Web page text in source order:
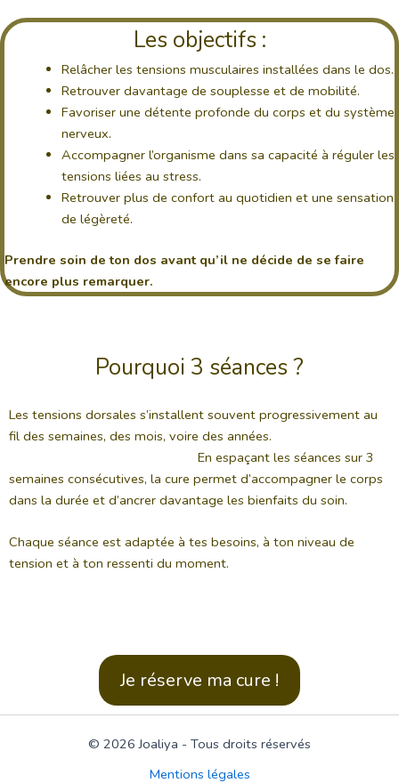
Les objectifs :
Relâcher les tensions musculaires installées dans le dos.
Retrouver davantage de souplesse et de mobilité.
Favoriser une détente profonde du corps et du système
nerveux.
Accompagner l’organisme dans sa capacité à réguler les
tensions liées au stress.
Retrouver plus de confort au quotidien et une sensation
de légèreté.
Prendre soin de ton dos avant qu’il ne décide de se faire
encore plus remarquer.
Pourquoi 3 séances ?
Les tensions dorsales s’installent souvent progressivement au
fil des semaines, des mois, voire des années.
En espaçant les séances sur 3
semaines consécutives, la cure permet d’accompagner le corps
dans la durée et d’ancrer davantage les bienfaits du soin.
Chaque séance est adaptée à tes besoins, à ton niveau de
tension et à ton ressenti du moment.
Je réserve ma cure !
© 2026 Joaliya - Tous droits réservés
Mentions légales